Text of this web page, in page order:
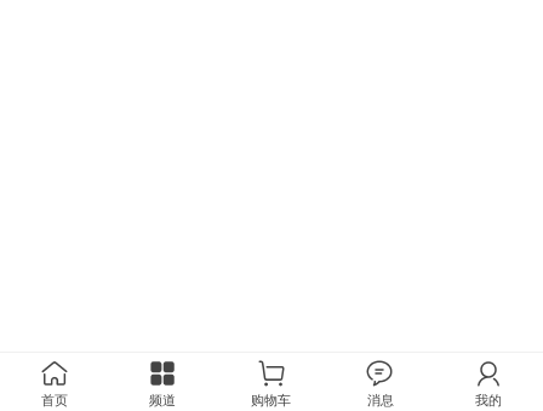
首页 频道 购物车 消息 我的